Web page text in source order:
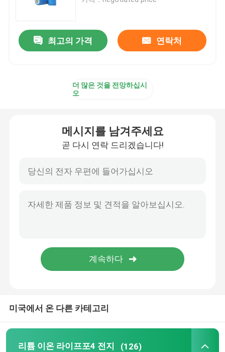
집의 에너지 배터리
48V 라이프포4 건전지 팩
오프 그리드 태양 하이브리드 인버터
휴대용 발전소
최고의 가격 연락처
더 많은 것을 전망하십시
오
메시지를 남겨주세요
곧 다시 연락 드리겠습니다!
미국에서 온 다른 카테고리
리튬 이온 라이프포4 전지 (126)